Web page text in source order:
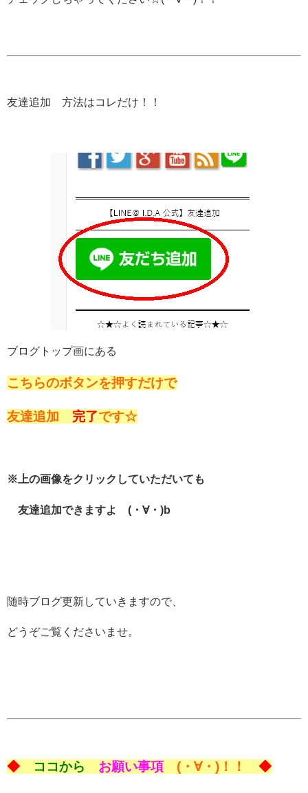
友達追加 方法はコレだけ！！
ブログトップ画にある
こちらのボタンを押すだけで
友達追加 完了です☆
※上の画像をクリックしていただいても
友達追加できますよ (・∀・)b
随時ブログ更新していきますので、
どうぞご覧くださいませ。
◆ ココから お願い事項 (・∀・)！！ ◆